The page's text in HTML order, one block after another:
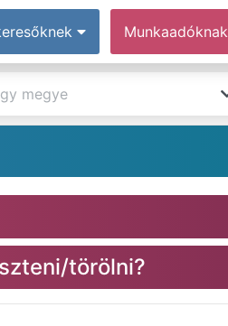
Munkaadóknak
törölni?